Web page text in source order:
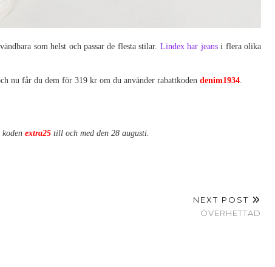
som helst och passar de flesta stilar. Lindex har jeansi flera olika
nu får du dem för 319 kr om du använder rabattkoden denim1934
extra25 till och med den 28 augusti.
NEXT POST
ÖVERHETTAD